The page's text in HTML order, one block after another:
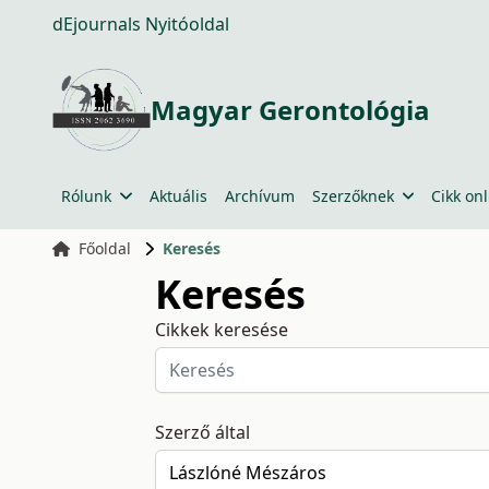
dEjournals Nyitóoldal
Magyar Gerontológia
Rólunk Aktuális Archívum Szerzőknek Cikk
Főoldal Keresés
Keresés
Cikkek keresése
Szerző által